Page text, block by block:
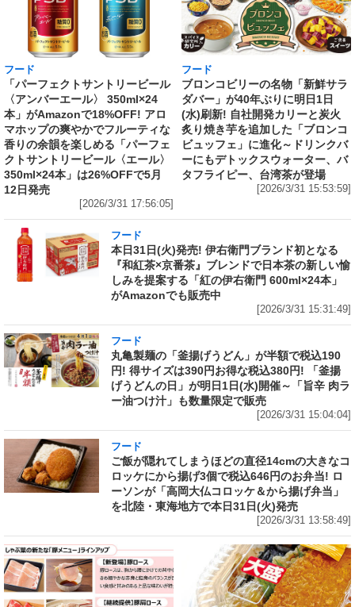
フード
「パーフェクトサントリービール
〈アンバーエール〉 350ml×24
本」がAmazonで18%OFF! アロ
マホップの爽やかでフルーティな
香りの余韻を楽しめる「パーフェ
クトサントリービール〈エール〉
350ml×24本」は26%OFFで5月
12日発売
[2026/3/31 17:56:05]
フード
ブロンコビリーの名物「新鮮サラ
ダバー」が40年ぶりに明日1日
(水)刷新! 自社開発カリーと炭火
炙り焼き芋を追加した「ブロンコ
ビュッフェ」に進化～ドリンクバ
ーにもデトックスウォーター、バ
タフライピー、台湾茶が登場
[2026/3/31 15:53:59]
フード
本日31日(火)発売! 伊右衛門ブランド初となる
『和紅茶×京番茶』ブレンドで日本茶の新しい愉
しみを提案する「紅の伊右衛門 600ml×24本」
がAmazonでも販売中
[2026/3/31 15:31:49]
フード
丸亀製麺の「釜揚げうどん」が半額で税込190
円! 得サイズは390円お得な税込380円! 「釜揚
げうどんの日」が明日1日(水)開催～「旨辛 肉ラ
ー油つけ汁」も数量限定で販売
[2026/3/31 15:04:04]
フード
ご飯が隠れてしまうほどの直径14cmの大きなコ
ロッケにから揚げ3個で税込646円のお弁当! ロ
ーソンが「高岡大仏コロッケ＆から揚げ弁当」
を北陸・東海地方で本日31日(火)発売
[2026/3/31 13:58:49]